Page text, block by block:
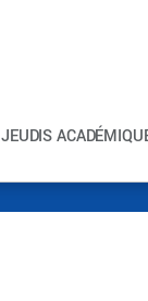
JEUDIS